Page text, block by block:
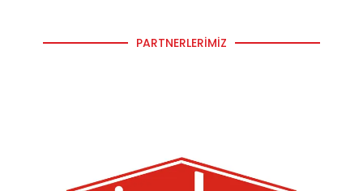
PARTNERLERIMIZ